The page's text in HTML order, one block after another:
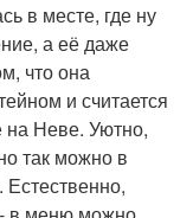
в месте, где ну
а её даже
что она
и считается
на Неве. Уютно,
так можно в